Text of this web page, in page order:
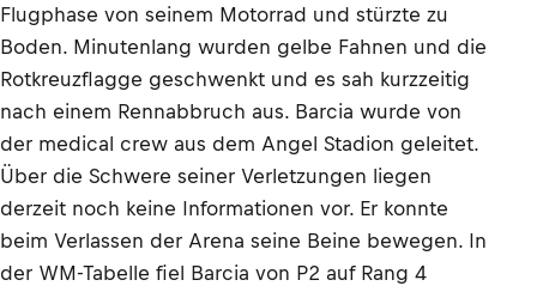
Flugphase von seinem Motorrad und stürzte zu
Boden. Minutenlang wurden gelbe Fahnen und die
Rotkreuzflagge geschwenkt und es sah kurzzeitig
nach einem Rennabbruch aus. Barcia wurde von
der medical crew aus dem Angel Stadion geleitet.
Über die Schwere seiner Verletzungen liegen
derzeit noch keine Informationen vor. Er konnte
beim Verlassen der Arena seine Beine bewegen. In
der WM-Tabelle fiel Barcia von P2 auf Rang 4